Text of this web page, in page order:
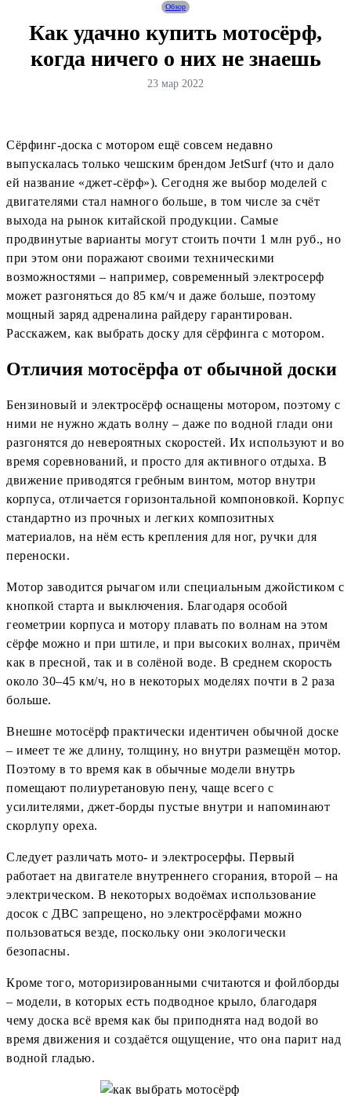
Обзор
Как удачно купить мотосёрф,
когда ничего о них не знаешь
23 мар 2022
Сёрфинг-доска с мотором ещё совсем недавно
выпускалась только чешским брендом JetSurf (что и дало
ей название «джет-сёрф»). Сегодня же выбор моделей с
двигателями стал намного больше, в том числе за счёт
выхода на рынок китайской продукции. Самые
продвинутые варианты могут стоить почти 1 млн руб., но
при этом они поражают своими техническими
возможностями – например, современный электросерф
может разгоняться до 85 км/ч и даже больше, поэтому
мощный заряд адреналина райдеру гарантирован.
Расскажем, как выбрать доску для сёрфинга с мотором.
Отличия мотосёрфа от обычной доски
Бензиновый и электросёрф оснащены мотором, поэтому с
ними не нужно ждать волну – даже по водной глади они
разгонятся до невероятных скоростей. Их используют и во
время соревнований, и просто для активного отдыха. В
движение приводятся гребным винтом, мотор внутри
корпуса, отличается горизонтальной компоновкой. Корпус
стандартно из прочных и легких композитных
материалов, на нём есть крепления для ног, ручки для
переноски.
Мотор заводится рычагом или специальным джойстиком с
кнопкой старта и выключения. Благодаря особой
геометрии корпуса и мотору плавать по волнам на этом
сёрфе можно и при штиле, и при высоких волнах, причём
как в пресной, так и в солёной воде. В среднем скорость
около 30–45 км/ч, но в некоторых моделях почти в 2 раза
больше.
Внешне мотосёрф практически идентичен обычной доске
– имеет те же длину, толщину, но внутри размещён мотор.
Поэтому в то время как в обычные модели внутрь
помещают полиуретановую пену, чаще всего с
усилителями, джет-борды пустые внутри и напоминают
скорлупу ореха.
Следует различать мото- и электросерфы. Первый
работает на двигателе внутреннего сгорания, второй – на
электрическом. В некоторых водоёмах использование
досок с ДВС запрещено, но электросёрфами можно
пользоваться везде, поскольку они экологически
безопасны.
Кроме того, моторизированными считаются и фойлборды
– модели, в которых есть подводное крыло, благодаря
чему доска всё время как бы приподнята над водой во
время движения и создаётся ощущение, что она парит над
водной гладью.